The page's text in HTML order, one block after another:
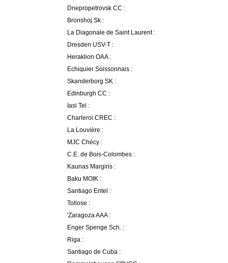
Dnepropetrovsk CC :
Bronshoj Sk :
La Diagonale de Saint Laurent :
Dresden USV-T :
Heraklion OAA :
Echiquier Soissonnais :
Skanderborg SK :
Edinburgh CC :
Iasi Tel :
Charleroi CREC :
La Louvière :
MJC Chécy :
C.E. de Bois-Colombes :
Kaunas Margiris :
Baku MOIK :
Santiago Entel :
Tollose :
'Zaragoza AAA :
Enger Spenge Sch. :
Riga :
Santiago de Cuba :